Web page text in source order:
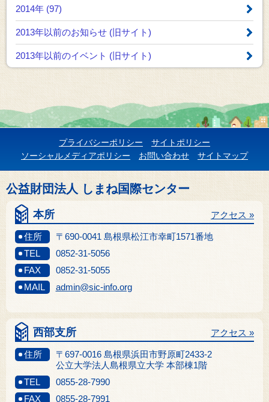
2014年 (97)
2013年以前のお知らせ (旧サイト)
2013年以前のイベント (旧サイト)
プライバシーポリシー
サイトポリシー
ソーシャルメディアポリシー
お問い合わせ サイトマップ
公益財団法人 しまね国際センター
本所
住所 〒690-0041 島根県松江市幸町1571番地
アクセス »
TEL
0852-31-5056
FAX
0852-31-5055
MAIL
admin@sic-info.org
西部支所
住所
〒697-0016 島根県浜田市野原町2433-2
公立大学法人島根県立大学 本部棟1階
アクセス »
TEL
0855-28-7990
FAX
0855-28-7991